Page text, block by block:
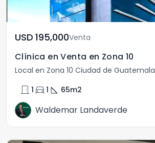
USD	195,000Venta
Clínica en Venta en Zona 10
Local en Zona 10 Ciudad de Guatemala
door_front 1 directions_car 1 square_foot 65m2
Waldemar Landaverde